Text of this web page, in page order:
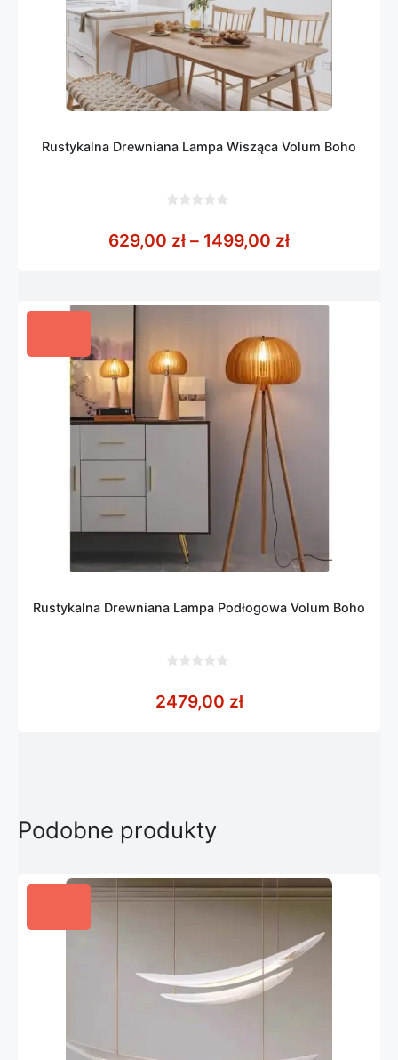
Rustykalna Drewniana Lampa Wisząca Volum Boho
5
629,00 zł – 1499,00 złZakres cen:
Rustykalna Drewniana Lampa Podłogowa Volum Boho
5
2479,00 zł
Podobne produkty